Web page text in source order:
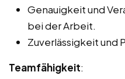
Genauigkeit und
bei der Arbeit.
Zuverlässigkeit und
Teamfähigkeit: